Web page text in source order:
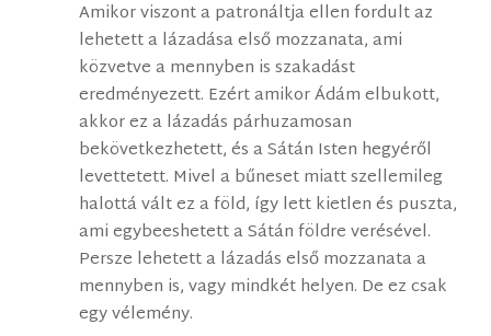
Amikor viszont a patronáltja ellen fordult az
lehetett a lázadása első mozzanata, ami
közvetve a mennyben is szakadást
eredményezett. Ezért amikor Ádám elbukott,
akkor ez a lázadás párhuzamosan
bekövetkezhetett, és a Sátán Isten hegyéről
levettetett. Mivel a bűneset miatt szellemileg
halottá vált ez a föld, így lett kietlen és puszta,
ami egybeeshetett a Sátán földre verésével.
Persze lehetett a lázadás első mozzanata a
mennyben is, vagy mindkét helyen. De ez csak
egy vélemény.